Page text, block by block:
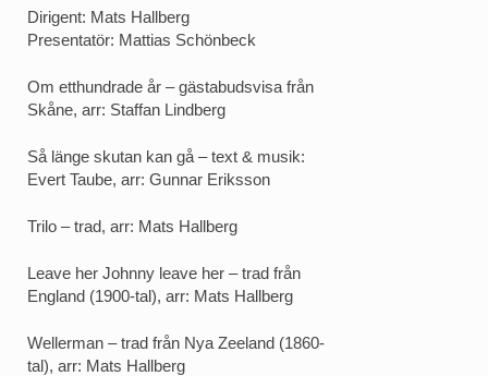
Dirigent: Mats Hallberg
Presentatör: Mattias Schönbeck
Om etthundrade år – gästabudsvisa från
Skåne, arr: Staffan Lindberg
Så länge skutan kan gå – text & musik:
Evert Taube, arr: Gunnar Eriksson
Trilo – trad, arr: Mats Hallberg
Leave her Johnny leave her – trad från
England (1900-tal), arr: Mats Hallberg
Wellerman – trad från Nya Zeeland (1860-
tal), arr: Mats Hallberg